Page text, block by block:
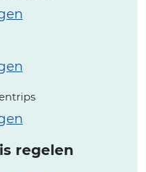
regelen